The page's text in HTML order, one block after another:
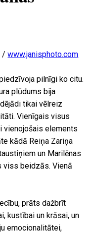
par
/www.janisphoto.com
pilnīgi ko citu.
plūdums bija
tikai vēlreiz
Vienīgais visus
vienojošais elements
kādā Reiņa Zariņa
un Marilēnas
viss beidzās. Vienā
prāts dažbrīt
kustībai un krāsai, un
emocionalitātei,